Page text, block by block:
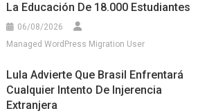
La Educación De 18.000 Estudiantes
06/08/2026
Managed WordPress Migration User
Lula Advierte Que Brasil Enfrentará
Cualquier Intento De Injerencia
Extranjera